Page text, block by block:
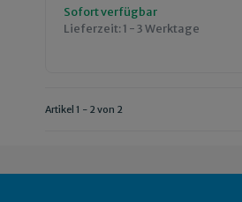
Sofort verfügbar
Lieferzeit:1 - 3 Werktage
Artikel 1 - 2 von 2